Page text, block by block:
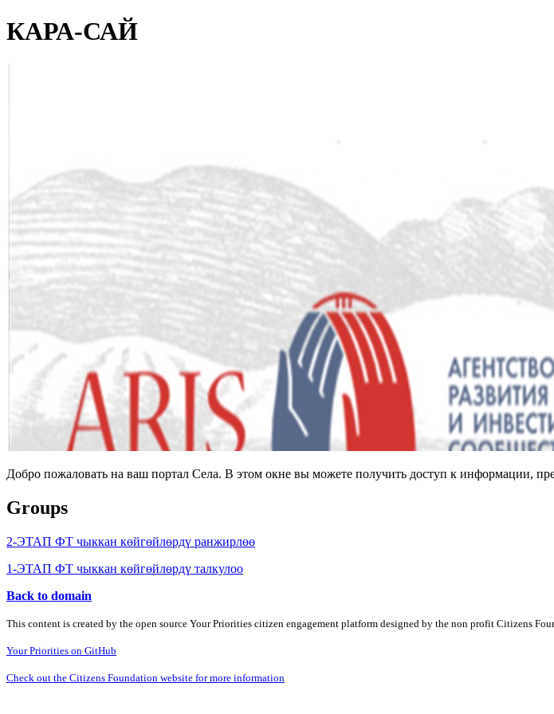
КАРА-САЙ
Добро пожаловать на ваш портал Села. В этом окне вы можете получить доступ к информации,
Groups
2-ЭТАП ФТ чыккан көйгөйлөрдү ранжирлөө
1-ЭТАП ФТ чыккан көйгөйлөрдү талкулоо
Back to domain
This content is created by the open source Your Priorities citizen engagement platform designed by the non profit Citizens
Your Priorities on GitHub
Check out the Citizens Foundation website for more information